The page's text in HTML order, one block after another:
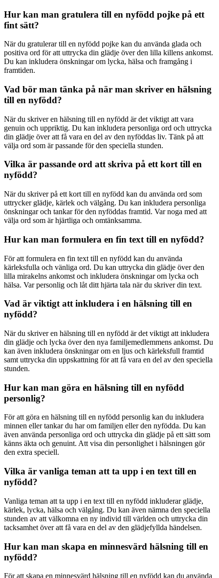
Hur kan man gratulera till en nyfödd pojke på ett
fint sätt?
När du gratulerar till en nyfödd pojke kan du använda glada och
positiva ord för att uttrycka din glädje över den lilla killens ankomst.
Du kan inkludera önskningar om lycka, hälsa och framgång i
framtiden.
Vad bör man tänka på när man skriver en hälsning
till en nyfödd?
När du skriver en hälsning till en nyfödd är det viktigt att vara
genuin och uppriktig. Du kan inkludera personliga ord och uttrycka
din glädje över att få vara en del av den nyföddas liv. Tänk på att
välja ord som är passande för den speciella stunden.
Vilka är passande ord att skriva på ett kort till en
nyfödd?
När du skriver på ett kort till en nyfödd kan du använda ord som
uttrycker glädje, kärlek och välgång. Du kan inkludera personliga
önskningar och tankar för den nyföddas framtid. Var noga med att
välja ord som är hjärtliga och omtänksamma.
Hur kan man formulera en fin text till en nyfödd?
För att formulera en fin text till en nyfödd kan du använda
kärleksfulla och vänliga ord. Du kan uttrycka din glädje över den
lilla mirakelns ankomst och inkludera önskningar om lycka och
hälsa. Var personlig och låt ditt hjärta tala när du skriver din text.
Vad är viktigt att inkludera i en hälsning till en
nyfödd?
När du skriver en hälsning till en nyfödd är det viktigt att inkludera
din glädje och lycka över den nya familjemedlemmens ankomst. Du
kan även inkludera önskningar om en ljus och kärleksfull framtid
samt uttrycka din uppskattning för att få vara en del av den speciella
stunden.
Hur kan man göra en hälsning till en nyfödd
personlig?
För att göra en hälsning till en nyfödd personlig kan du inkludera
minnen eller tankar du har om familjen eller den nyfödda. Du kan
även använda personliga ord och uttrycka din glädje på ett sätt som
känns äkta och genuint. Att visa din personlighet i hälsningen gör
den extra speciell.
Vilka är vanliga teman att ta upp i en text till en
nyfödd?
Vanliga teman att ta upp i en text till en nyfödd inkluderar glädje,
kärlek, lycka, hälsa och välgång. Du kan även nämna den speciella
stunden av att välkomna en ny individ till världen och uttrycka din
tacksamhet över att få vara en del av den glädjefyllda händelsen.
Hur kan man skapa en minnesvärd hälsning till en
nyfödd?
För att skapa en minnesvärd hälsning till en nyfödd kan du använda